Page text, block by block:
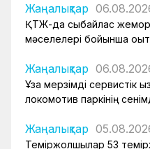
Жаңалықтар
ҚТЖ-да сыбайлас
мәселелері бойынша
Жаңалықтар
Ұзақ мерзімді сервистік
локомотив паркінің
Жаңалықтар
Теміржолшылар 53